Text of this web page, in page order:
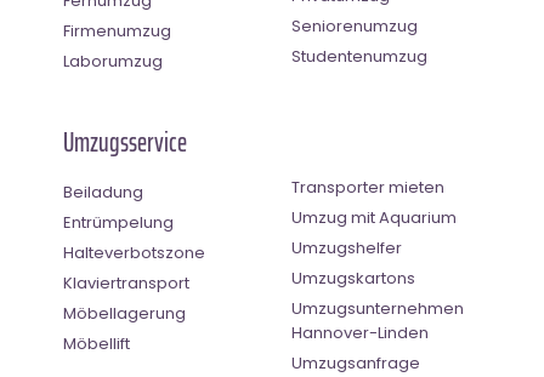
Firmenumzug
Laborumzug
Seniorenumzug
Studentenumzug
Umzugsservice
Beiladung
Entrümpelung
Halteverbotszone
Klaviertransport
Möbellagerung
Möbellift
Transporter mieten
Umzug mit Aquarium
Umzugshelfer
Umzugskartons
Umzugsunternehmen
Hannover-Linden
Umzugsanfrage